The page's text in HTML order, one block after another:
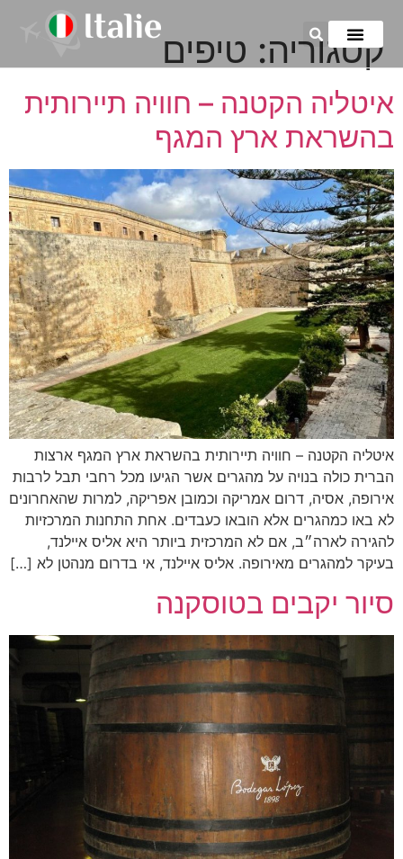
קטגוריה: טיפים
איטליה הקטנה – חוויה תיירותית
בהשראת ארץ המגף
איטליה הקטנה – חוויה תיירותית בהשראת ארץ המגף ארצות
הברית כולה בנויה על מהגרים אשר הגיעו מכל רחבי תבל לרבות
אירופה, אסיה, דרום אמריקה וכמובן אפריקה, למרות שהאחרונים
לא באו כמהגרים אלא הובאו כעבדים. אחת התחנות המרכזיות
להגירה לארה״ב, אם לא המרכזית ביותר היא אליס איילנד,
בעיקר למהגרים מאירופה. אליס איילנד, אי בדרום מנהטן לא […]
סיור יקבים בטוסקנה